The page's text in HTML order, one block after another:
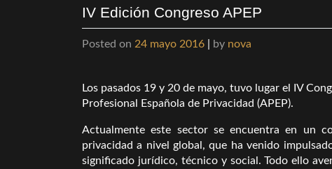
IV Edición Congreso APEP
Posted on 24 mayo 2016 by nova
Los pasados 19 y 20 de mayo, tuvo lugar el IV
Profesional Española de Privacidad (APEP).
Actualmente este sector se encuentra en un
privacidad a nivel global, que ha venido
significado jurídico, técnico y social. Todo ello